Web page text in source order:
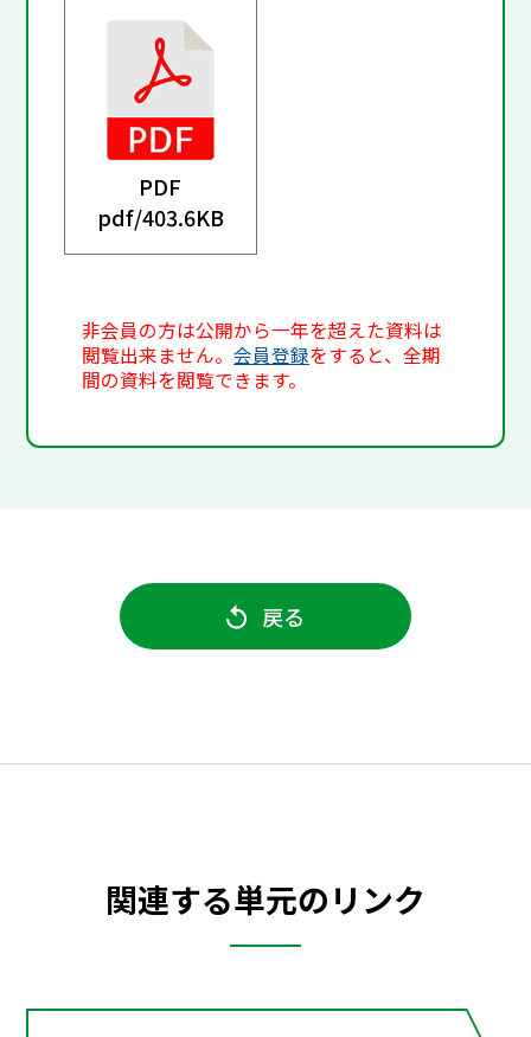
PDF
pdf/403.6KB
非会員の方は公開から一年を超えた資料は
閲覧出来ません。会員登録をすると、全期
間の資料を閲覧できます。
戻る
関連する単元のリンク